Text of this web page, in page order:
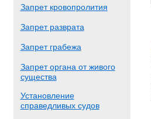
Запрет кровопролития
Запрет разврата
Запрет грабежа
Запрет органа от живого
существа
Установление
справедливых судов